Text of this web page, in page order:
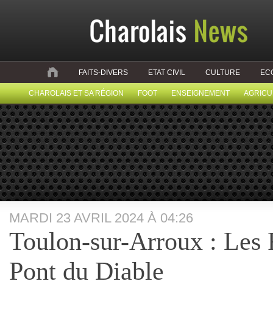
FAITS-DIVERS ETAT CIVIL CULTURE
CHAROLAIS ET SA RÉGION FOOT ENSEIGNEMENT
MARDI 23 AVRIL 2024 À 04:26
Toulon-sur-Arroux : Les
Pont du Diable